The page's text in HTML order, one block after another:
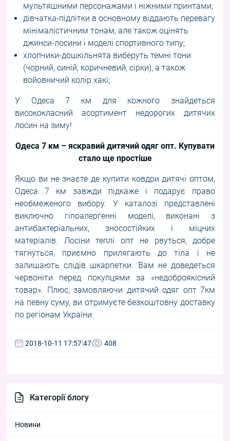
мультяшними персонажами і ніжними принтами;
дівчатка-підлітки в основному віддають перевагу
мінімалістичним тонам, але також оцінять
джинси-лосини і моделі спортивного типу;
хлопчики-дошкільнята виберуть темні тони
(чорний, синій, коричневий, сірки), а також
войовничий колір хакі;
У Одеса 7 км для кожного знайдеться
висококласний асортимент недорогих дитячих
лосин на зиму!
Одеса 7 км – яскравий дитячий одяг опт. Купувати
стало ще простіше
Якщо ви не знаєте де купити ковдри дитячі оптом,
Одеса 7 км завжди підкаже і подарує право
необмеженого вибору. У каталозі представлені
виключно гіпоалергенні моделі, виконані з
антибактеріальних, зносостійких і міцних
матеріалів. Лосіни теплі опт не рвуться, добре
тягнуться, приємно прилягають до тіла і не
залишають слідів шкарпетки. Вам не доведеться
червоніти перед покупцями за «недоброякісний
товар». Плюс, замовляючи дитячий одяг опт 7км
на певну суму, ви отримуєте безкоштовну доставку
по регіонам України.
2018-10-11 17:57:47 408
Категорії блогу
Новини